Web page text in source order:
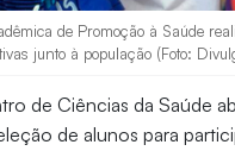
de Promoção à Saúde
junto à população (Foto:
de Ciências da Saúde
de alunos para